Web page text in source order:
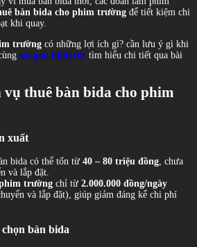
bàn bida cho phim trường để tiết kiệm chi
khi quay.
trường có những lợi ích gì? cần lưu ý gì khi
sài gòn billiards tìm hiểu chi tiết qua bài
vụ thuê bàn bida cho phim
xuất
bida có thể tốn từ 40 – 80 triệu đồng , chưa
và lắp đặt.
trường chỉ từ 2.000.000 đồng/ngày
và lắp đặt), giúp giảm đáng kể chi phí
bàn bida